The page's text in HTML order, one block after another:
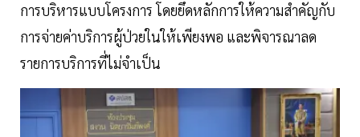
การบริหารแบบโครงการ โดยยึดหลักการให้ความสำคัญกับ
การจ่ายค่าบริการผู้ป่วยในให้เพียงพอ และพิจารณาลด
รายการบริการที่ไม่จำเป็น